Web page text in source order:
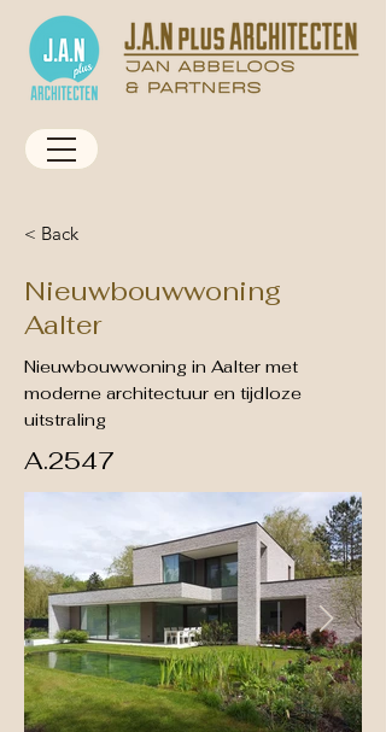
< Back
Nieuwbouwwoning
Aalter
Nieuwbouwwoning in Aalter met
moderne architectuur en tijdloze
uitstraling
A.2547